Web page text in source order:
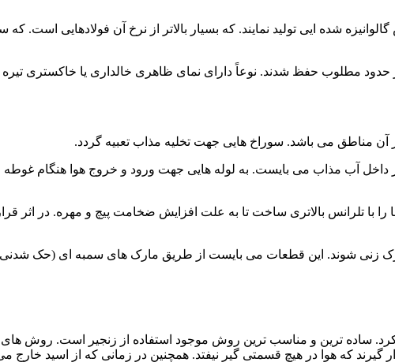
مطلوب حفظ شدند. نوعاً دارای نمای ظاهری خالداری یا خاکستری
مناطق می باشد. سوراخ هایی جهت تخلیه مذاب تعبیه گردد.
داخل آب مذاب می بایست. به لوله هایی جهت ورود و خروج هوا هنگام
با تلرانس بالاتری ساخت تا به علت افزایش ضخامت پیچ و مهره. در اثر
زنی شوند. این قطعات می بایست از طریق مارک های سمبه ای (حک
ساده ترین و مناسب ترین روش موجود استفاده از زنجیر است. روش های
که هوا در هیچ قسمتی گیر نیفتد. همچنین در زمانی که از اسید